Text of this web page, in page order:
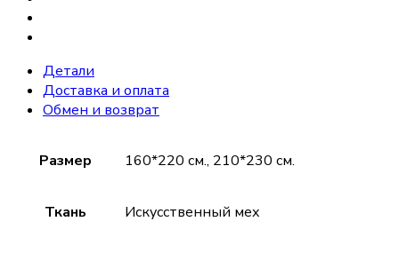
Детали
Доставка и оплата
Обмен и возврат
Размер 160*220 см., 210*230 см.
Ткань Искусственный мех